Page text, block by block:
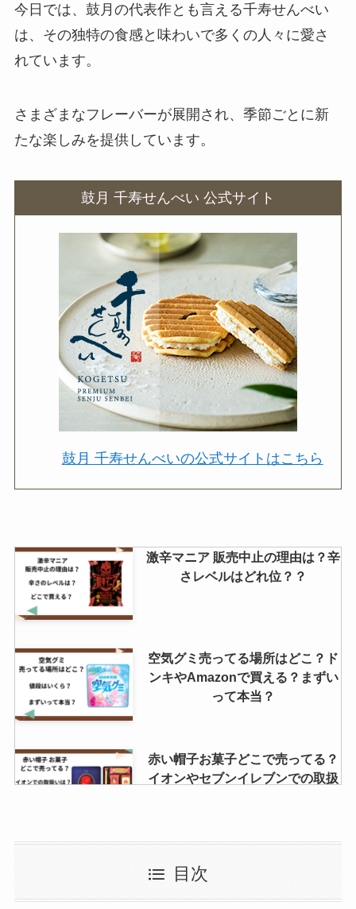
クリスタルガイザーは販売終了？
今日では、鼓月の代表作とも言える千寿せんべい
は、その独特の食感と味わいで多くの人々に愛さ
れています。
さまざまなフレーバーが展開され、季節ごとに新
たな楽しみを提供しています。
鼓月 千寿せんべい 公式サイト
鼓月 千寿せんべいの公式サイトはこちら
激辛マニア 販売中止の理由は？辛
さレベルはどれ位？？
空気グミ売ってる場所はどこ？ド
ンキやAmazonで買える？まずい
って本当？
赤い帽子お菓子どこで売ってる？
イオンやセブンイレブンでの取扱
グストアは？スギ薬局・マツキヨ
の値段は？
目次